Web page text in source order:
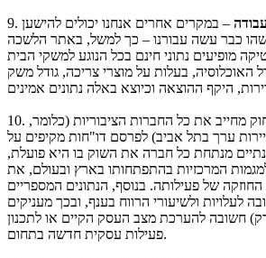
9. – במקרים אחרים אנחנו יכולים להישען
כבר עשה עבורנו – כך למשל, באתר הלשכה
מופיעים נתוני חינם בכל הנוגע למשקי הבית
האוכלוסיה, בעלות על מוצרי צריכה, גודל משק
10. מחייב את כל החברות הציבוריות (כלומר,
ערך בתל אביב) לפרסם דו"חות מקיפים על
מנתחת כל חברה את השוק בו היא פועלת,
המרכזיות בהתפתחותו בארץ ובעולם, את
החוזקה של פעילותה. בנוסף, הנתונים המספריים
לעלויות ולשיעורי הרווח בענף, ובכך מעניקים
חשובה להערכת מצב העסק הקיים או לתכנון
פעילות עסקית חדשה בתחום.